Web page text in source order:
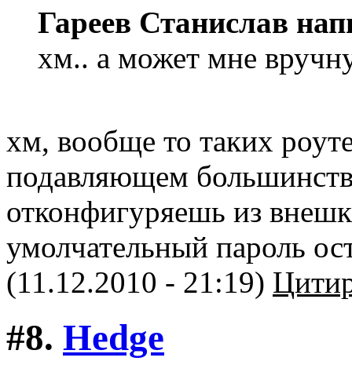
Гареев Станислав
хм.. а может мне
хм, вообще то таких
подавляющем
отконфигуряешь из
умолчательный пароль
(11.12.2010 - 21:19)
#8. Hedge